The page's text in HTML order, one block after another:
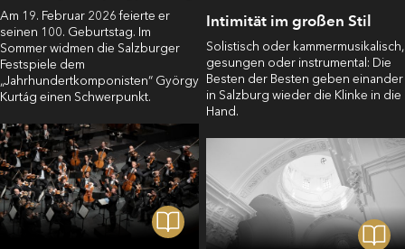
Am 19. Februar 2026 feierte er
seinen 100. Geburtstag. Im
Sommer widmen die Salzburger
Festspiele dem
„Jahrhundertkomponisten“ György
Kurtág einen Schwerpunkt.
Intimität im großen Stil
Solistisch oder kammermusikalisch,
gesungen oder instrumental: Die
Besten der Besten geben einander
in Salzburg wieder die Klinke in die
Hand.